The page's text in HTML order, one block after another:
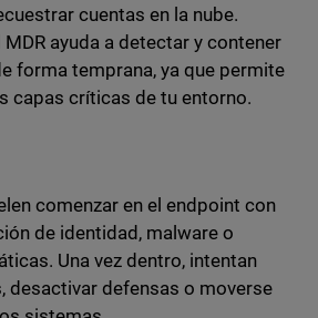
cuentas en la nube.
ayuda a detectar y contener
forma temprana, ya que permite
capas críticas de tu entorno.
comenzar en el endpoint con
de identidad, malware o
Una vez dentro, intentan
desactivar defensas o moverse